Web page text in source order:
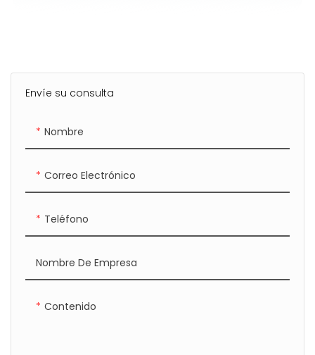
Envíe su consulta
Nombre
Correo Electrónico
Teléfono
Nombre De Empresa
Contenido